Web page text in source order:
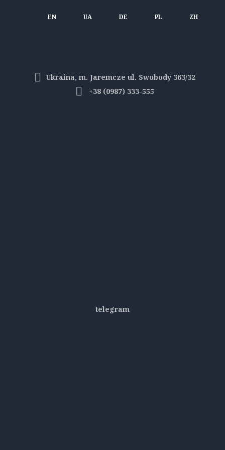
EN UA DE PL ZH
Ukraina, m. Jaremcze ul. Swobody 363/32
+38 (0987) 333-555
telegram